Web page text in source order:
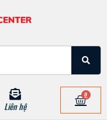
Liên hệ
0